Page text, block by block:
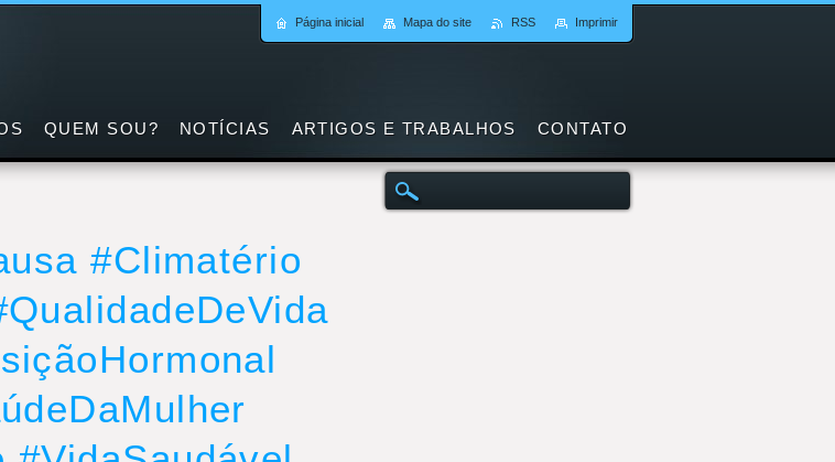
#Climatério
QUEM SOU? NOTÍCIAS ARTIGOS E TRABALHOS CONTATO
Página inicial Mapa do site RSS Imprimir